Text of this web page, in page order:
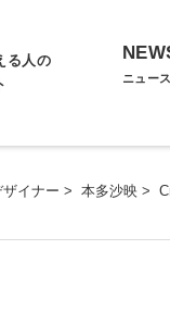
る人の
ニュー
イナー > 本多沙映 >